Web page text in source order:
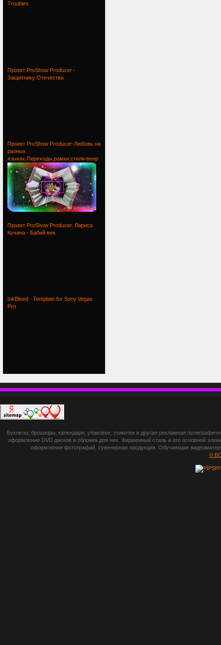
Troubles
Проект ProShow Producer -
Защитнику Отечества
Проект ProShow Producer-Любовь на
разных
языках.Переходы,рамки,стили веер
Проект ProShow Producer. Лариса
Кучина - Бабий век.
InkBleed - Template for Sony Vegas
Pro
botsetto.ru -
photoshop,
шрифты,
Буклеты, брошюры, календари, упаковки, этикетки и другая рекламная
оформление DVD дисков и обложек для них. Фирменный стиль и его основной
оформления фотографий, сувенирная продукция. Обучающие
©